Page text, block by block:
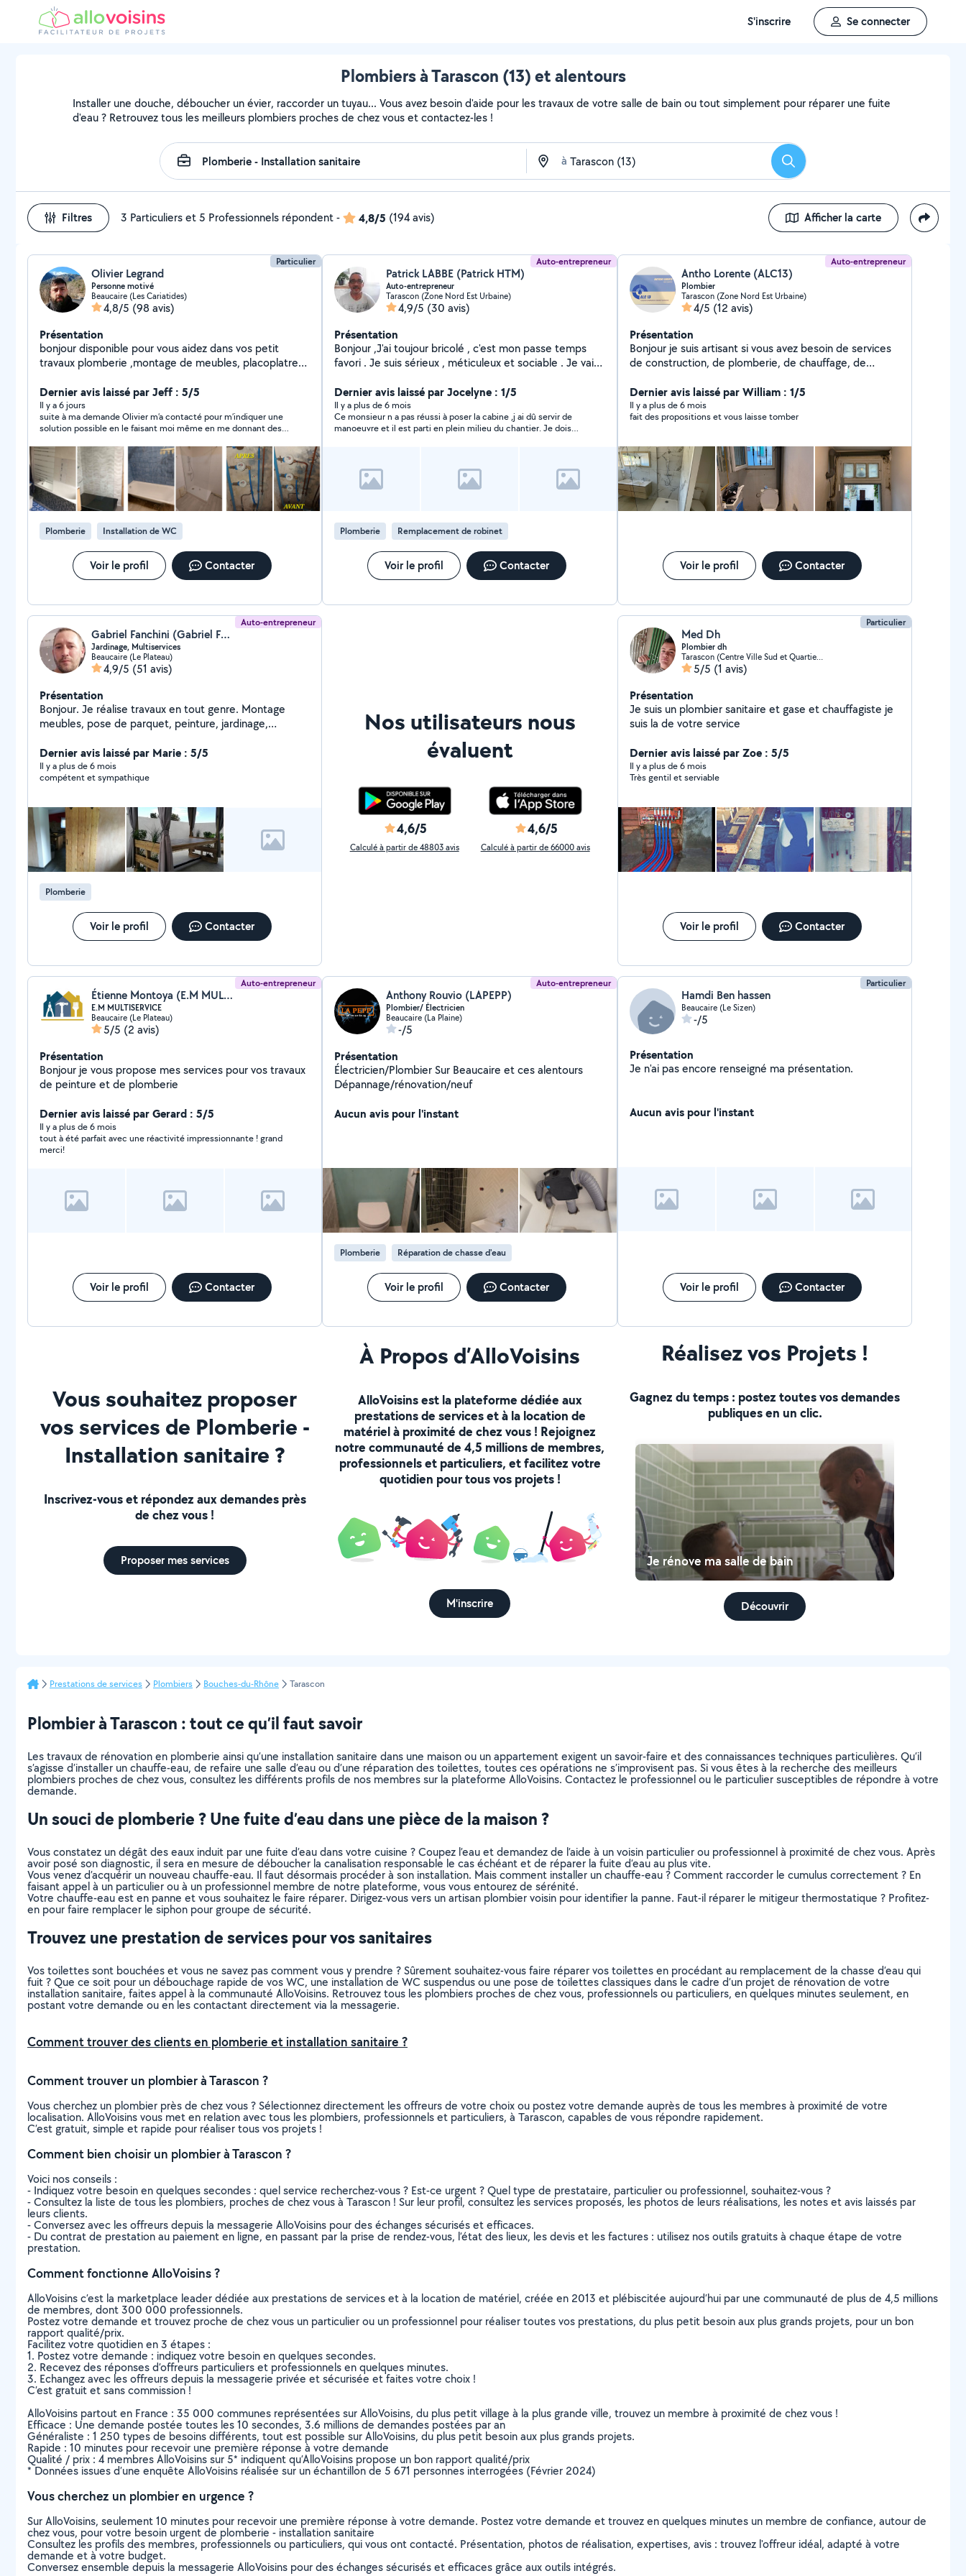
S'inscrire Se connecter
Plombiers à Tarascon (13) et alentours
Installer une douche, déboucher un évier, raccorder un tuyau... Vous avez besoin d'aide pour les travaux de votre salle de bain ou tout simplement pour réparer une fuite
d'eau ? Retrouvez tous les meilleurs plombiers proches de chez vous et contactez-les !
à Rechercher
Filtres 3 Particuliers et 5 Professionnels répondent- 4,8/5 (194 avis) Afficher la carte
Particulier
Olivier Legrand
Personne motivé
Beaucaire (Les Cariatides)
4,8/5 (98 avis)
Présentation
bonjour disponible pour vous aidez dans vos petit
travaux plomberie ,montage de meubles, placoplatre
stratifié ou pvc débouchage de canalisations
,électricité a votre service cordialement
Dernier avis laissé par Jeff : 5/5
Il y a 6 jours
suite à ma demande Olivier m’a contacté pour m’indiquer une
solution possible en le faisant moi même en me donnant des
pas fait affaire mais je garde ses coordonnées en cas de besoin.
Merci encore
Plomberie Installation de WC
Voir le profil Contacter
Auto-entrepreneur
Patrick LABBE (Patrick HTM)
Auto-entrepreneur
Tarascon (Zone Nord Est Urbaine)
4,9/5 (30 avis)
Présentation
Bonjour ,J'ai toujour bricolé , c'est mon passe temps
favori . Je suis sérieux , méticuleux et sociable . Je vais
bientotPatrick
Dernier avis laissé par Jocelyne : 1/5
Il y a plus de 6 mois
Ce monsieur n a pas réussi à poser la cabine ,j ai dû servir de
manoeuvre et il est parti en plein milieu du chantier. Je dois
Plomberie Remplacement de robinet
Voir le profil Contacter
Auto-entrepreneur
Antho Lorente (ALC13)
Plombier
Tarascon (Zone Nord Est Urbaine)
4/5 (12 avis)
Présentation
Bonjour je suis artisant si vous avez besoin de services
de construction, de plomberie, de chauffage, de
ferronnerie création de portail , brise vue ,garde corps
et autres vous pouvez faire appel à mes service
Dernier avis laissé par William : 1/5
Il y a plus de 6 mois
fait des propositions et vous laisse tomber
Voir le profil Contacter
Auto-entrepreneur
Gabriel Fanchini (Gabriel Fanchini aménagement)
Jardinage, Multiservices
Beaucaire (Le Plateau)
4,9/5 (51 avis)
Présentation
Bonjour. Je réalise travaux en tout genre. Montage
meubles, pose de parquet, peinture, jardinage,
également des meubles sur mesure. Travail sérieux et
soigné.
Dernier avis laissé par Marie : 5/5
Il y a plus de 6 mois
compétent et sympathique
Plomberie
Voir le profil Contacter
Nos utilisateurs nous
évaluent
4,6/5
Calculé à partir de 48803 avis
4,6/5
Calculé à partir de 66000 avis
Particulier
Med Dh
Plombier dh
Tarascon (Centre Ville Sud et Quartier Marly)
5/5 (1 avis)
Présentation
Je suis un plombier sanitaire et gase et chauffagiste je
suis la de votre service
Dernier avis laissé par Zoe : 5/5
Il y a plus de 6 mois
Très gentil et serviable
Voir le profil Contacter
Auto-entrepreneur
Étienne Montoya (E.M MULTISERVICE)
E.M MULTISERVICE
Beaucaire (Le Plateau)
5/5 (2 avis)
Présentation
Bonjour je vous propose mes services pour vos travaux
de peinture et de plomberie
Dernier avis laissé par Gerard : 5/5
Il y a plus de 6 mois
tout à été parfait avec une réactivité impressionnante ! grand
merci!
Voir le profil Contacter
Auto-entrepreneur
Anthony Rouvio (LAPEPP)
Plombier/ Électricien
Beaucaire (La Plaine)
-/5
Présentation
Électricien/Plombier Sur Beaucaire et ces alentours
Dépannage/rénovation/neuf
Aucun avis pour l'instant
Plomberie Réparation de chasse d'eau
Voir le profil Contacter
Particulier
Hamdi Ben hassen
Beaucaire (Le Sizen)
-/5
Présentation
Je n'ai pas encore renseigné ma présentation.
Aucun avis pour l'instant
Voir le profil Contacter
Vous souhaitez proposer
vos services de Plomberie -
Installation sanitaire ?
Inscrivez-vous et répondez aux demandes près
de chez vous !
Proposer mes services
À Propos d’AlloVoisins
AlloVoisins est la plateforme dédiée aux
prestations de services et à la location de
matériel à proximité de chez vous ! Rejoignez
notre communauté de 4,5 millions de membres,
professionnels et particuliers, et facilitez votre
quotidien pour tous vos projets !
M'inscrire
Réalisez vos Projets !
Gagnez du temps : postez toutes vos demandes
publiques en un clic.
Je rénove ma salle de bain
Découvrir
Prestations de services Plombiers Bouches-du-Rhône Tarascon
Plombier à Tarascon : tout ce qu’il faut savoir
Les travaux de rénovation en plomberie ainsi qu’une installation sanitaire dans une maison ou un appartement exigent un savoir-faire et des connaissances techniques particulières. Qu’il
s’agisse d’installer un chauffe-eau, de refaire une salle d’eau ou d’une réparation des toilettes, toutes ces opérations ne s’improvisent pas. Si vous êtes à la recherche des meilleurs
plombiers proches de chez vous, consultez les différents profils de nos membres sur la plateforme AlloVoisins. Contactez le professionnel ou le particulier susceptibles de répondre à votre
demande.
Un souci de plomberie ? Une fuite d’eau dans une pièce de la maison ?
Vous constatez un dégât des eaux induit par une fuite d’eau dans votre cuisine ? Coupez l’eau et demandez de l’aide à un voisin particulier ou professionnel à proximité de chez vous. Après
avoir posé son diagnostic, il sera en mesure de déboucher la canalisation responsable le cas échéant et de réparer la fuite d’eau au plus vite.
Vous venez d’acquérir un nouveau chauffe-eau. Il faut désormais procéder à son installation. Mais comment installer un chauffe-eau ? Comment raccorder le cumulus correctement ? En
faisant appel à un particulier ou à un professionnel membre de notre plateforme, vous vous entourez de sérénité.
Votre chauffe-eau est en panne et vous souhaitez le faire réparer. Dirigez-vous vers un artisan plombier voisin pour identifier la panne. Faut-il réparer le mitigeur thermostatique ? Profitez-
en pour faire remplacer le siphon pour groupe de sécurité.
Trouvez une prestation de services pour vos sanitaires
Vos toilettes sont bouchées et vous ne savez pas comment vous y prendre ? Sûrement souhaitez-vous faire réparer vos toilettes en procédant au remplacement de la chasse d’eau qui
fuit ? Que ce soit pour un débouchage rapide de vos WC, une installation de WC suspendus ou une pose de toilettes classiques dans le cadre d’un projet de rénovation de votre
installation sanitaire, faites appel à la communauté AlloVoisins. Retrouvez tous les plombiers proches de chez vous, professionnels ou particuliers, en quelques minutes seulement, en
postant votre demande ou en les contactant directement via la messagerie.
Comment trouver des clients en plomberie et installation sanitaire ?
Comment trouver un plombier à Tarascon ?
Vous cherchez un plombier près de chez vous ? Sélectionnez directement les offreurs de votre choix ou postez votre demande auprès de tous les membres à proximité de votre
localisation. AlloVoisins vous met en relation avec tous les plombiers, professionnels et particuliers, à Tarascon, capables de vous répondre rapidement.
C’est gratuit, simple et rapide pour réaliser tous vos projets !
Comment bien choisir un plombier à Tarascon ?
Voici nos conseils :
- Indiquez votre besoin en quelques secondes : quel service recherchez-vous ? Est-ce urgent ? Quel type de prestataire, particulier ou professionnel, souhaitez-vous ?
- Consultez la liste de tous les plombiers, proches de chez vous à Tarascon ! Sur leur profil, consultez les services proposés, les photos de leurs réalisations, les notes et avis laissés par
leurs clients.
- Conversez avec les offreurs depuis la messagerie AlloVoisins pour des échanges sécurisés et efficaces.
- Du contrat de prestation au paiement en ligne, en passant par la prise de rendez-vous, l’état des lieux, les devis et les factures : utilisez nos outils gratuits à chaque étape de votre
prestation.
Comment fonctionne AlloVoisins ?
AlloVoisins c’est la marketplace leader dédiée aux prestations de services et à la location de matériel, créée en 2013 et plébiscitée aujourd’hui par une communauté de plus de 4,5 millions
de membres, dont 300 000 professionnels.
Postez votre demande et trouvez proche de chez vous un particulier ou un professionnel pour réaliser toutes vos prestations, du plus petit besoin aux plus grands projets, pour un bon
rapport qualité/prix.
Facilitez votre quotidien en 3 étapes :
1. Postez votre demande : indiquez votre besoin en quelques secondes.
2. Recevez des réponses d’offreurs particuliers et professionnels en quelques minutes.
3. Echangez avec les offreurs depuis la messagerie privée et sécurisée et faites votre choix !
C’est gratuit et sans commission !
AlloVoisins partout en France : 35 000 communes représentées sur AlloVoisins, du plus petit village à la plus grande ville, trouvez un membre à proximité de chez vous !
Efficace : Une demande postée toutes les 10 secondes, 3.6 millions de demandes postées par an
Généraliste : 1 250 types de besoins différents, tout est possible sur AlloVoisins, du plus petit besoin aux plus grands projets.
Rapide : 10 minutes pour recevoir une première réponse à votre demande
Qualité / prix : 4 membres AlloVoisins sur 5* indiquent qu’AlloVoisins propose un bon rapport qualité/prix
* Données issues d’une enquête AlloVoisins réalisée sur un échantillon de 5 671 personnes interrogées (Février 2024)
Vous cherchez un plombier en urgence ?
Sur AlloVoisins, seulement 10 minutes pour recevoir une première réponse à votre demande. Postez votre demande et trouvez en quelques minutes un membre de confiance, autour de
chez vous, pour votre besoin urgent de plomberie - installation sanitaire
Consultez les profils des membres, professionnels ou particuliers, qui vous ont contacté. Présentation, photos de réalisation, expertises, avis : trouvez l'offreur idéal, adapté à votre
demande et à votre budget.
Conversez ensemble depuis la messagerie AlloVoisins pour des échanges sécurisés et efficaces grâce aux outils intégrés.